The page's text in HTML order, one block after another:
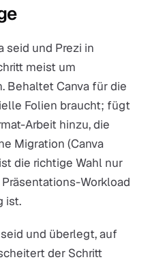
seid und Prezi in
meist um
Behaltet Canva für die
Folien braucht; fügt
Arbeit hinzu, die
Migration (Canva
die richtige Wahl nur
Workload
ist.
und überlegt, auf
der Schritt